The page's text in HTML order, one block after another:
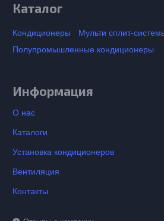
Каталог
Кондиционеры
Мульти сплит-
Полупромышленные кондиционеры
Информация
О нас
Каталоги
Установка кондиционеров
Вентиляция
Контакты